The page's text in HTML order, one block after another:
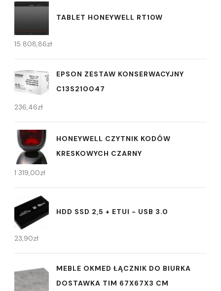
TABLET HONEYWELL RT10W
15 808,86zł
EPSON ZESTAW KONSERWACYJNY
C13S210047
236,46zł
HONEYWELL CZYTNIK KODÓW
KRESKOWYCH CZARNY
1 319,00zł
HDD SSD 2,5 + ETUI - USB 3.0
23,90zł
MEBLE OKMED ŁĄCZNIK DO BIURKA
DOSTAWKA TIM 67X67X3 CM